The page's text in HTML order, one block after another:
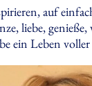
auf
liebe,
ein Leben